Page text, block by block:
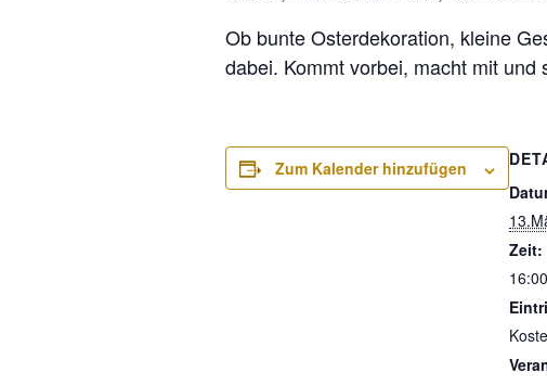
Ob bunte Osterdekoration, kleine
dabei. Kommt vorbei, macht mit
Zum Kalender hinzufügen
Zeit: